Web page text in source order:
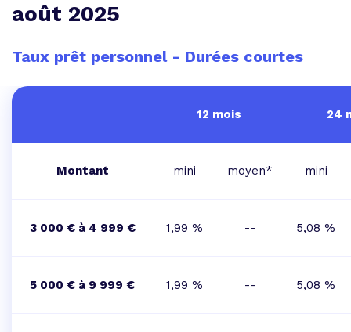
août 2025
Taux prêt personnel - Durées courtes
12 mois 24
Montant mini moyen* mini
3 000 € à 4 999 € 1,99 % -- 5,08 %
5 000 € à 9 999 € 1,99 % -- 5,08 %